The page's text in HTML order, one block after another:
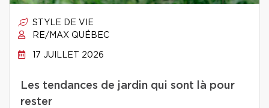
STYLE DE VIE
RE/MAX QUÉBEC
17 JUILLET 2026
Les tendances de jardin qui sont là pour
rester